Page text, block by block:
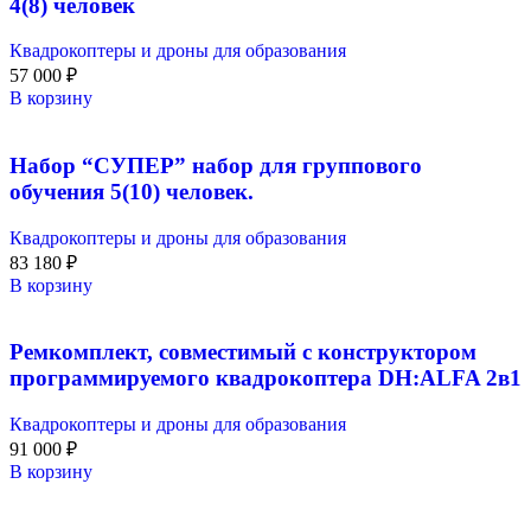
Квадрокоптеры и дроны для образования
57 000 ₽
В корзину
Набор “СУПЕР” набор для группового
обучения 5(10) человек.
Квадрокоптеры и дроны для образования
83 180 ₽
В корзину
Ремкомплект, совместимый с конструктором
программируемого квадрокоптера DH:ALFA 2в1
Квадрокоптеры и дроны для образования
91 000 ₽
В корзину